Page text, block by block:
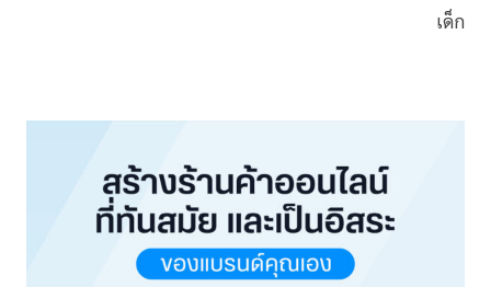
เด็ก